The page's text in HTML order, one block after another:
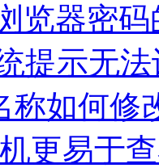
览器密
提示无
称如何修
更易于